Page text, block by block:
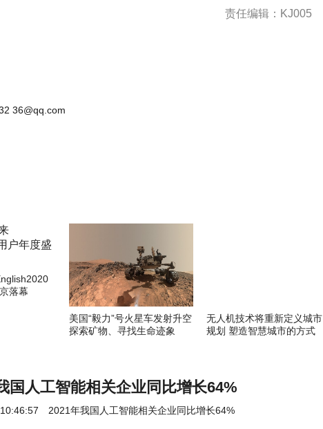
责任编辑：KJ005
36@qq.com
落幕
美国“毅力”号火星车发射升空
探索矿物、寻找生命迹象
无人机技术将重新定义城市
规划 塑造智慧城市的方式
国人工智能相关企业同比增长64%
2021年我国人工智能相关企业同比增长64%